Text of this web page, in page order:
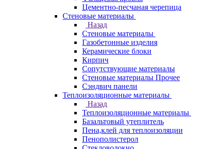
Цементно-песчаная черепица
Стеновые материалы
Назад
Стеновые материалы
Газобетонные изделия
Керамические блоки
Кирпич
Сопутствующие материалы
Стеновые материалы Прочее
Сэндвич панели
Теплоизоляционные материалы
Назад
Теплоизоляционные материалы
Базальтовый утеплитель
Пена,клей для теплоизоляции
Пенополистерол